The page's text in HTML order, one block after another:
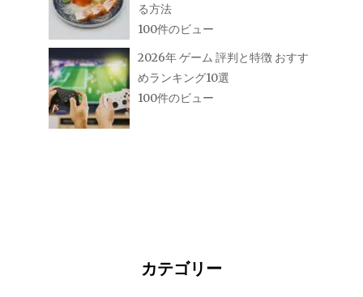
る方法
100件のビュー
2026年 ゲーム 評判と特徴 おすす
めランキング10選
100件のビュー
カテゴリー